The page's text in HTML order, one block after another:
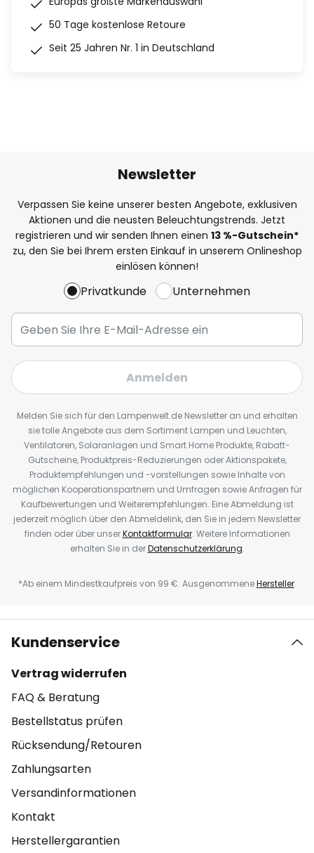
50 Tage kostenlose Retoure
Seit 25 Jahren Nr. 1 in Deutschland
Newsletter
Verpassen Sie keine unserer besten Angebote, exklusiven
Aktionen und die neusten Beleuchtungstrends. Jetzt
registrieren und wir senden Ihnen einen 13 %-Gutschein*
zu, den Sie bei Ihrem ersten Einkauf in unserem Onlineshop
einlösen können!
Privatkunde Unternehmen
Anmelden
Melden Sie sich für den Lampenwelt.de Newsletter an und erhalten
sie tolle Angebote aus dem Sortiment Lampen und Leuchten,
Ventilatoren, Solaranlagen und Smart Home Produkte, Rabatt-
Gutscheine, Produktpreis-Reduzierungen oder Aktionspakete,
Produktempfehlungen und -vorstellungen sowie Inhalte von
möglichen Kooperationspartnern und Umfragen sowie Anfragen für
Kaufbewertungen und Weiterempfehlungen. Eine Abmeldung ist
jederzeit möglich über den Abmeldelink, den Sie in jedem Newsletter
finden oder über unserKontaktformular. Weitere Informationen
erhalten Sie in derDatenschutzerklärung.
*Ab einem Mindestkaufpreis von 99 €. AusgenommeneHersteller.
Kundenservice
Vertrag widerrufen
FAQ & Beratung
Bestellstatus prüfen
Rücksendung/Retouren
Zahlungsarten
Versandinformationen
Kontakt
Herstellergarantien